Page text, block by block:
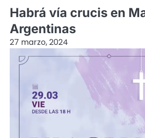
Habrá vía crucis en
Argentinas
27 marzo, 2024